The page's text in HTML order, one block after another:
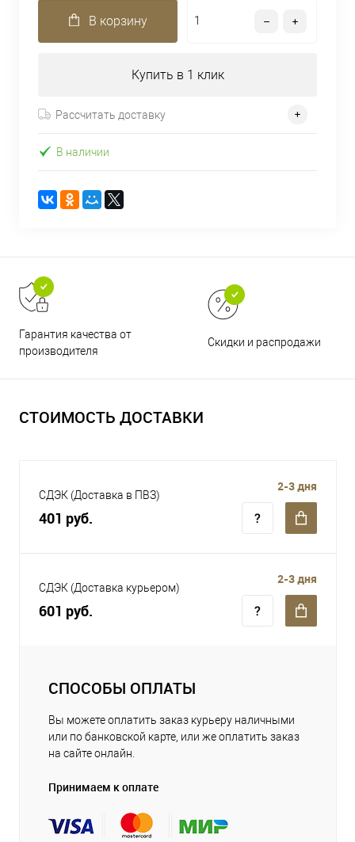
В корзину
Купить в 1 клик
Рассчитать доставку
В наличии
Гарантия качества от
производителя
Скидки и распродажи
СТОИМОСТЬ ДОСТАВКИ
СДЭК (Доставка в ПВЗ)
401 руб.
2-3 дня
СДЭК (Доставка курьером)
601 руб.
2-3 дня
СПОСОБЫ ОПЛАТЫ
Вы можете оплатить заказ курьеру наличными
или по банковской карте, или же оплатить заказ
на сайте онлайн.
Принимаем к оплате